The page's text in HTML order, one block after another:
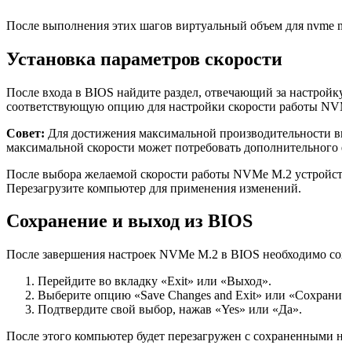
После выполнения этих шагов виртуальный объем для nvme
Установка параметров скорости
После входа в BIOS найдите раздел, отвечающий за
соответствующую опцию для настройки скорости работы
Совет: Для достижения максимальной производительности
максимальной скорости может потребовать
После выбора желаемой скорости работы NVMe M.2
Перезагрузите компьютер для применения изменений.
Сохранение и выход из BIOS
После завершения настроек NVMe M.2 в BIOS необходимо
Перейдите во вкладку «Exit» или «Выход».
Выберите опцию «Save Changes and Exit» или
Подтвердите свой выбор, нажав «Yes» или «Да».
После этого компьютер будет перезагружен с